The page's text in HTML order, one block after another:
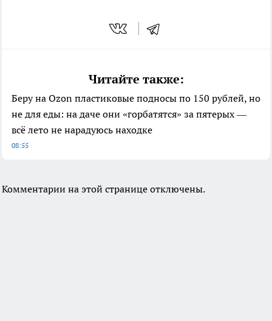
Читайте также:
Беру на Ozon пластиковые подносы по 150 рублей, но
не для еды: на даче они «горбатятся» за пятерых —
всё лето не нарадуюсь находке
08:55
Комментарии на этой странице отключены.